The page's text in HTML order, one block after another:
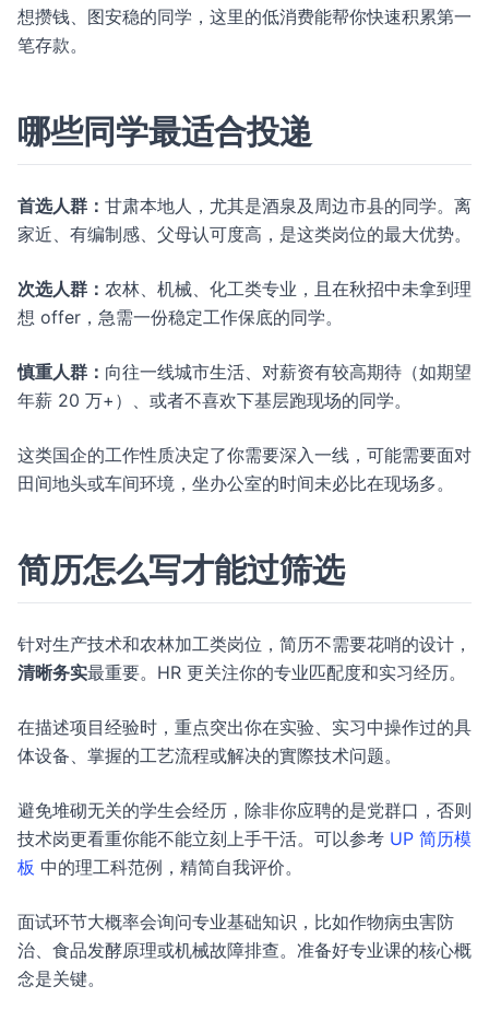
想攒钱、图安稳的同学，这里的低消费能帮你快速积累第一
笔存款。
哪些同学最适合投递
首选人群： 甘肃本地人，尤其是酒泉及周边市县的同学。离
家近、有编制感、父母认可度高，是这类岗位的最大优势。
次选人群： 农林、机械、化工类专业，且在秋招中未拿到理
想 offer，急需一份稳定工作保底的同学。
慎重人群： 向往一线城市生活、对薪资有较高期待（如期望
年薪 20 万+）、或者不喜欢下基层跑现场的同学。
这类国企的工作性质决定了你需要深入一线，可能需要面对
田间地头或车间环境，坐办公室的时间未必比在现场多。
简历怎么写才能过筛选
针对生产技术和农林加工类岗位，简历不需要花哨的设计，
清晰务实最重要。HR 更关注你的专业匹配度和实习经历。
在描述项目经验时，重点突出你在实验、实习中操作过的具
体设备、掌握的工艺流程或解决的實際技术问题。
避免堆砌无关的学生会经历，除非你应聘的是党群口，否则
技术岗更看重你能不能立刻上手干活。可以参考 UP 简历模
板 中的理工科范例，精简自我评价。
面试环节大概率会询问专业基础知识，比如作物病虫害防
治、食品发酵原理或机械故障排查。准备好专业课的核心概
念是关键。